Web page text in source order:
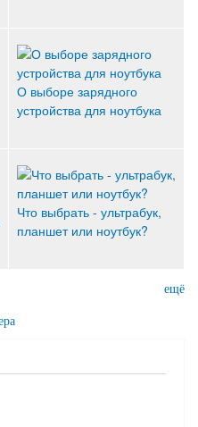
О выборе зарядного
устройства для ноутбука
Что выбрать - ультрабук,
планшет или ноутбук?
ещё